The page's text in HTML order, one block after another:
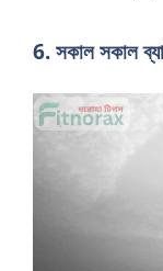
6. সকাল সকাল